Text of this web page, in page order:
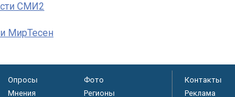
СМИ2
МирТесен
Опросы
Фото
Мнения
Регионы
Контакты
Реклама